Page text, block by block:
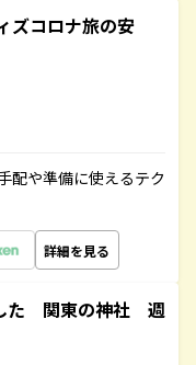
ズコロナ旅の安
配や準備に使えるテク
詳細を見る
た 関東の神社 週